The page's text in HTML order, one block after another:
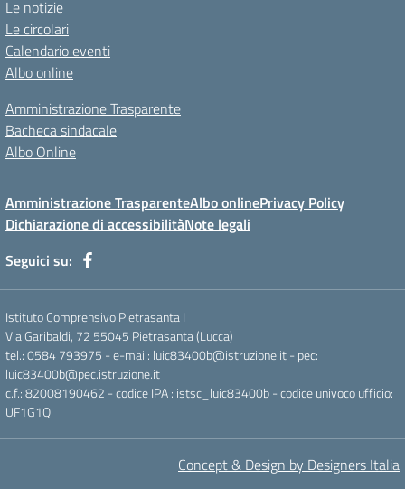
Le notizie
Le circolari
Calendario eventi
Albo online
Amministrazione Trasparente
Bacheca sindacale
Albo Online
Amministrazione TrasparenteAlbo onlinePrivacy Policy
Dichiarazione di accessibilitàNote legali
Seguici su:
Istituto Comprensivo Pietrasanta I
Via Garibaldi, 72 55045 Pietrasanta (Lucca)
tel.: 0584 793975 - e-mail: luic83400b@istruzione.it - pec:
luic83400b@pec.istruzione.it
c.f.: 82008190462 - codice IPA : istsc_luic83400b - codice univoco ufficio:
UF1G1Q
Concept & Design by Designers Italia